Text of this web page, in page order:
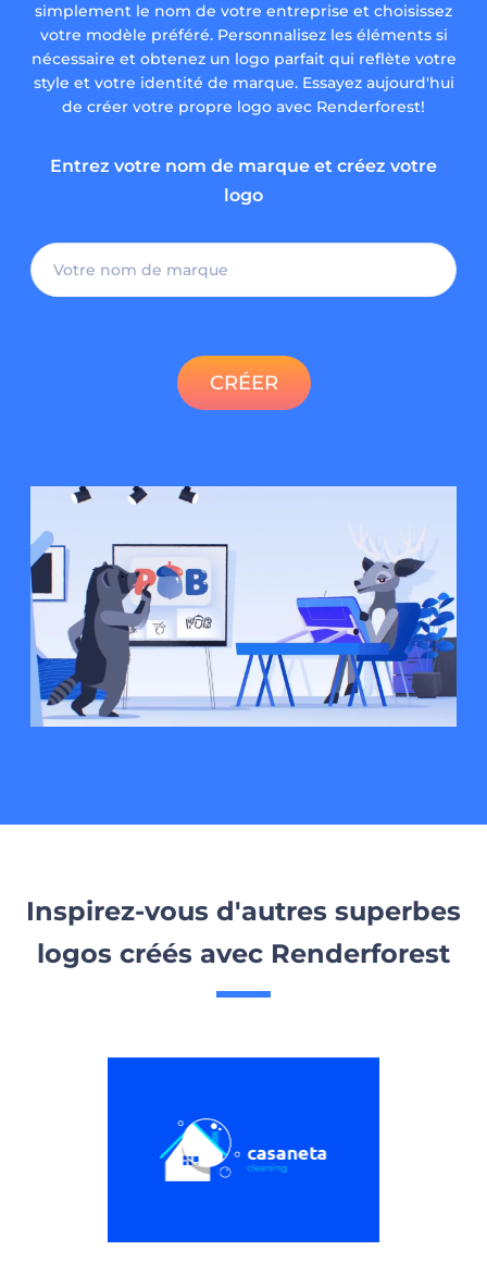
simplement le nom de votre entreprise et choisissez
votre modèle préféré. Personnalisez les éléments si
nécessaire et obtenez un logo parfait qui reflète votre
style et votre identité de marque. Essayez aujourd'hui
de créer votre propre logo avec Renderforest!
Entrez votre nom de marque et créez votre
logo
CRÉER
Inspirez-vous d'autres superbes
logos créés avec Renderforest